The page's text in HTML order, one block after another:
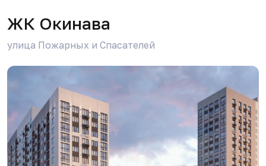
ЖК Окинава
улица Пожарных и Спасателей
Варвара 29.07.26, 16:00
Видео